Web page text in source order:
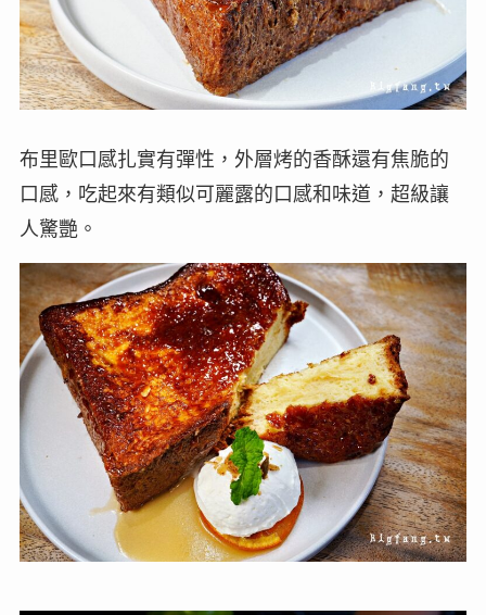
布里歐口感扎實有彈性，外層烤的香酥還有焦脆的
口感，吃起來有類似可麗露的口感和味道，超級讓
人驚艷。